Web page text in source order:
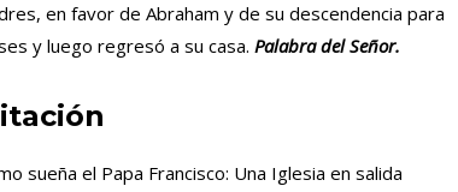
en favor de Abraham y de su descendencia para
y luego regresó a su casa. Palabra del Señor.
sueña el Papa Francisco: Una Iglesia en salida